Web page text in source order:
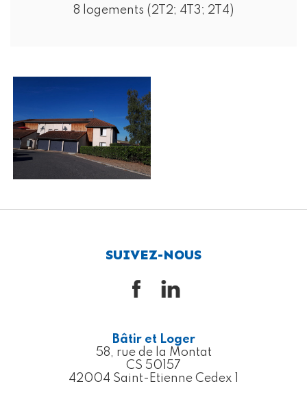
8 logements (2T2; 4T3; 2T4)
SUIVEZ-NOUS
Bâtir et Loger
58, rue de la Montat
CS 50157
42004 Saint-Etienne Cedex 1